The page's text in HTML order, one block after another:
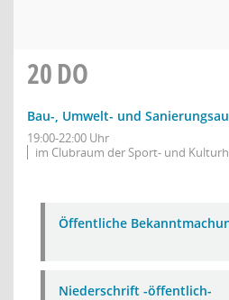
20DO
Bau-, Umwelt- und
19:00-22:00 Uhr
im Clubraum der Sport- und
Öffentliche
Niederschrift -öffentlich-